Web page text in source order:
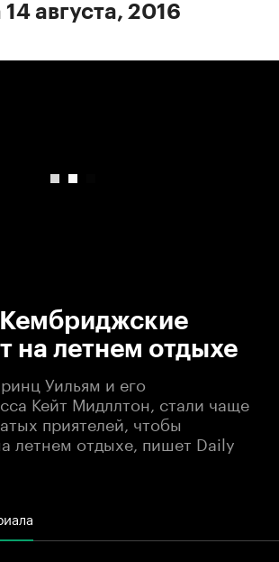
14 августа, 2016
Кембриджские
на летнем отдыхе
Уильям и его
Кейт Мидллтон, стали чаще
приятелей, чтобы
летнем отдыхе, пишет ​Daily